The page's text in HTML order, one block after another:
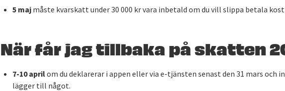
5 maj måste kvarskatt under 30 000 kr vara inbetald om du vill slippa betala
När får jag tillbaka på skatten
7-10 aprilom du deklarerar i appen eller via e-tjänsten senast den 31 mars och
lägger till något.